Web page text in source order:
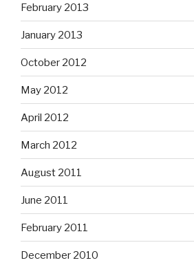
February 2013
January 2013
October 2012
May 2012
April 2012
March 2012
August 2011
June 2011
February 2011
December 2010